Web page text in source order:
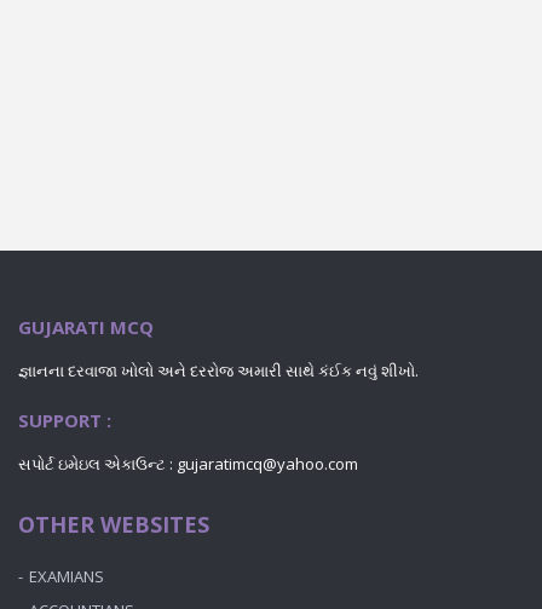
GUJARATI MCQ
જ્ઞાનના દરવાજા ખોલો અને દરરોજ અમારી સાથે કંઈક નવું શીખો.
SUPPORT :
સપોર્ટ ઇમેઇલ એકાઉન્ટ : gujaratimcq@yahoo.com
OTHER WEBSITES
EXAMIANS